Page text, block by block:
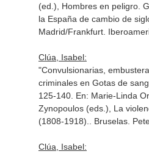
(ed.), Hombres en peligro.
la España de cambio de
Madrid/Frankfurt.
Clúa, Isabel:
"Convulsionarias,
criminales en Gotas de
125-140. En: Marie-Linda
Zynopoulos (eds.), La
(1808-1918).
. Bruselas.
Clúa, Isabel: